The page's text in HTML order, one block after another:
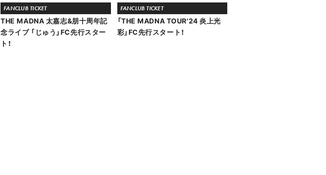
FANCLUB TICKET
THE MADNA 太嘉志&朋十周年記
念ライブ 「じゅう」FC先行スター
ト！
FANCLUB TICKET
「THE MADNA TOUR'24 炎上光
彩」FC先行スタート！